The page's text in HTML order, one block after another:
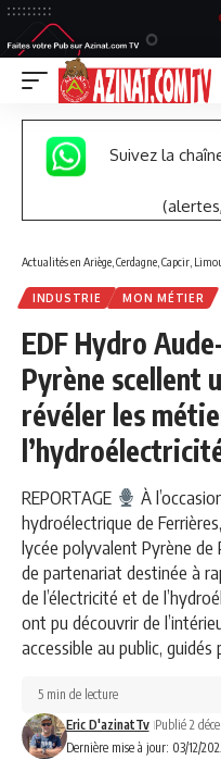
Suivez la
Actualités en Ariège, Cerdagne, Capcir,
INDUSTRIE MON MÉTIER
EDF Hydro
Pyrène scellent
révéler les
REPORTAGE
À
hydroélectrique de
lycée polyvalent Pyrène
de partenariat destinée à
de l’électricité et de
ont pu découvrir de
accessible au public, guidés
Dernière mise à jour: 03/12/
Eric D'azinatTv Publié 2
5 min de lecture